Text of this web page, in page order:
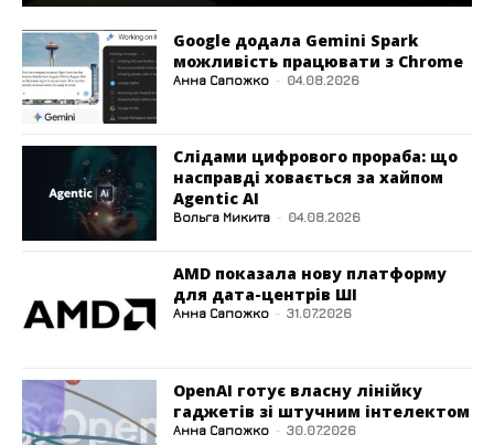
Google додала Gemini Spark
можливість працювати з Chrome
Анна Сапожко - 04.08.2026
Слідами цифрового прораба: що
насправді ховається за хайпом
Agentic AI
Вольга Микита - 04.08.2026
AMD показала нову платформу
для дата-центрів ШІ
Анна Сапожко - 31.07.2026
OpenAI готує власну лінійку
гаджетів зі штучним інтелектом
Анна Сапожко - 30.07.2026